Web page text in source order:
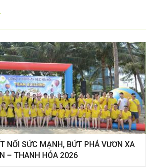
NỐI SỨC MẠNH, BỨT PHÁ VƯƠN XA
– THANH HÓA 2026